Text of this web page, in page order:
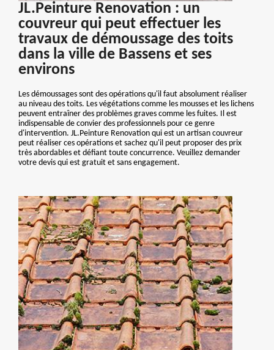
JL.Peinture Renovation : un
couvreur qui peut effectuer les
travaux de démoussage des toits
dans la ville de Bassens et ses
environs
Les démoussages sont des opérations qu'il faut absolument réaliser
au niveau des toits. Les végétations comme les mousses et les lichens
peuvent entraîner des problèmes graves comme les fuites. Il est
indispensable de convier des professionnels pour ce genre
d'intervention. JL.Peinture Renovation qui est un artisan couvreur
peut réaliser ces opérations et sachez qu'il peut proposer des prix
très abordables et défiant toute concurrence. Veuillez demander
votre devis qui est gratuit et sans engagement.